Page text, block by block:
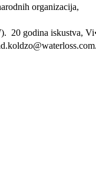
organizacija,
20 godina iskustva,